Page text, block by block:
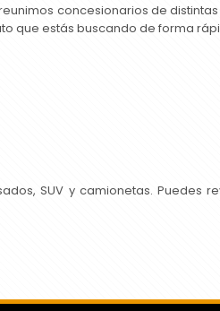
concesionarios de
que estás buscando de forma
SUV y camionetas. Puedes